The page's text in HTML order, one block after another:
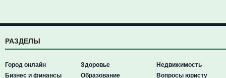
РАЗДЕЛЫ
Город онлайн
Бизнес и финансы
Здоровье
Образование
Недвижимость
Вопросы юристу